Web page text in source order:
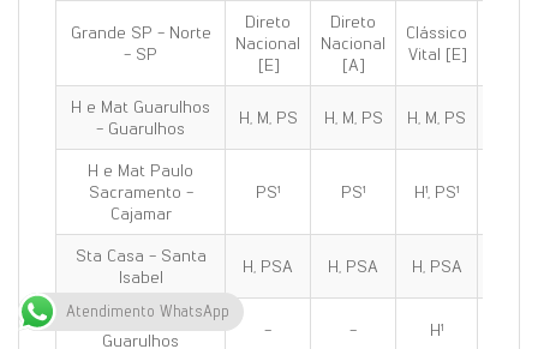
Grande SP - Norte
- SP
Direto
Nacional
[E]
Direto
Nacional
[A]
Clássico
Vital [E]
H e Mat Guarulhos
- Guarulhos
H, M, PS H, M, PS H, M, PS
H e Mat Paulo
Sacramento -
Cajamar
PS¹ PS¹ H¹, PS¹
Sta Casa - Santa
Isabel
H, PSA H, PSA H, PSA
H de Olhos C.R.O -
Guarulhos
- - H¹
Atendimento WhatsApp